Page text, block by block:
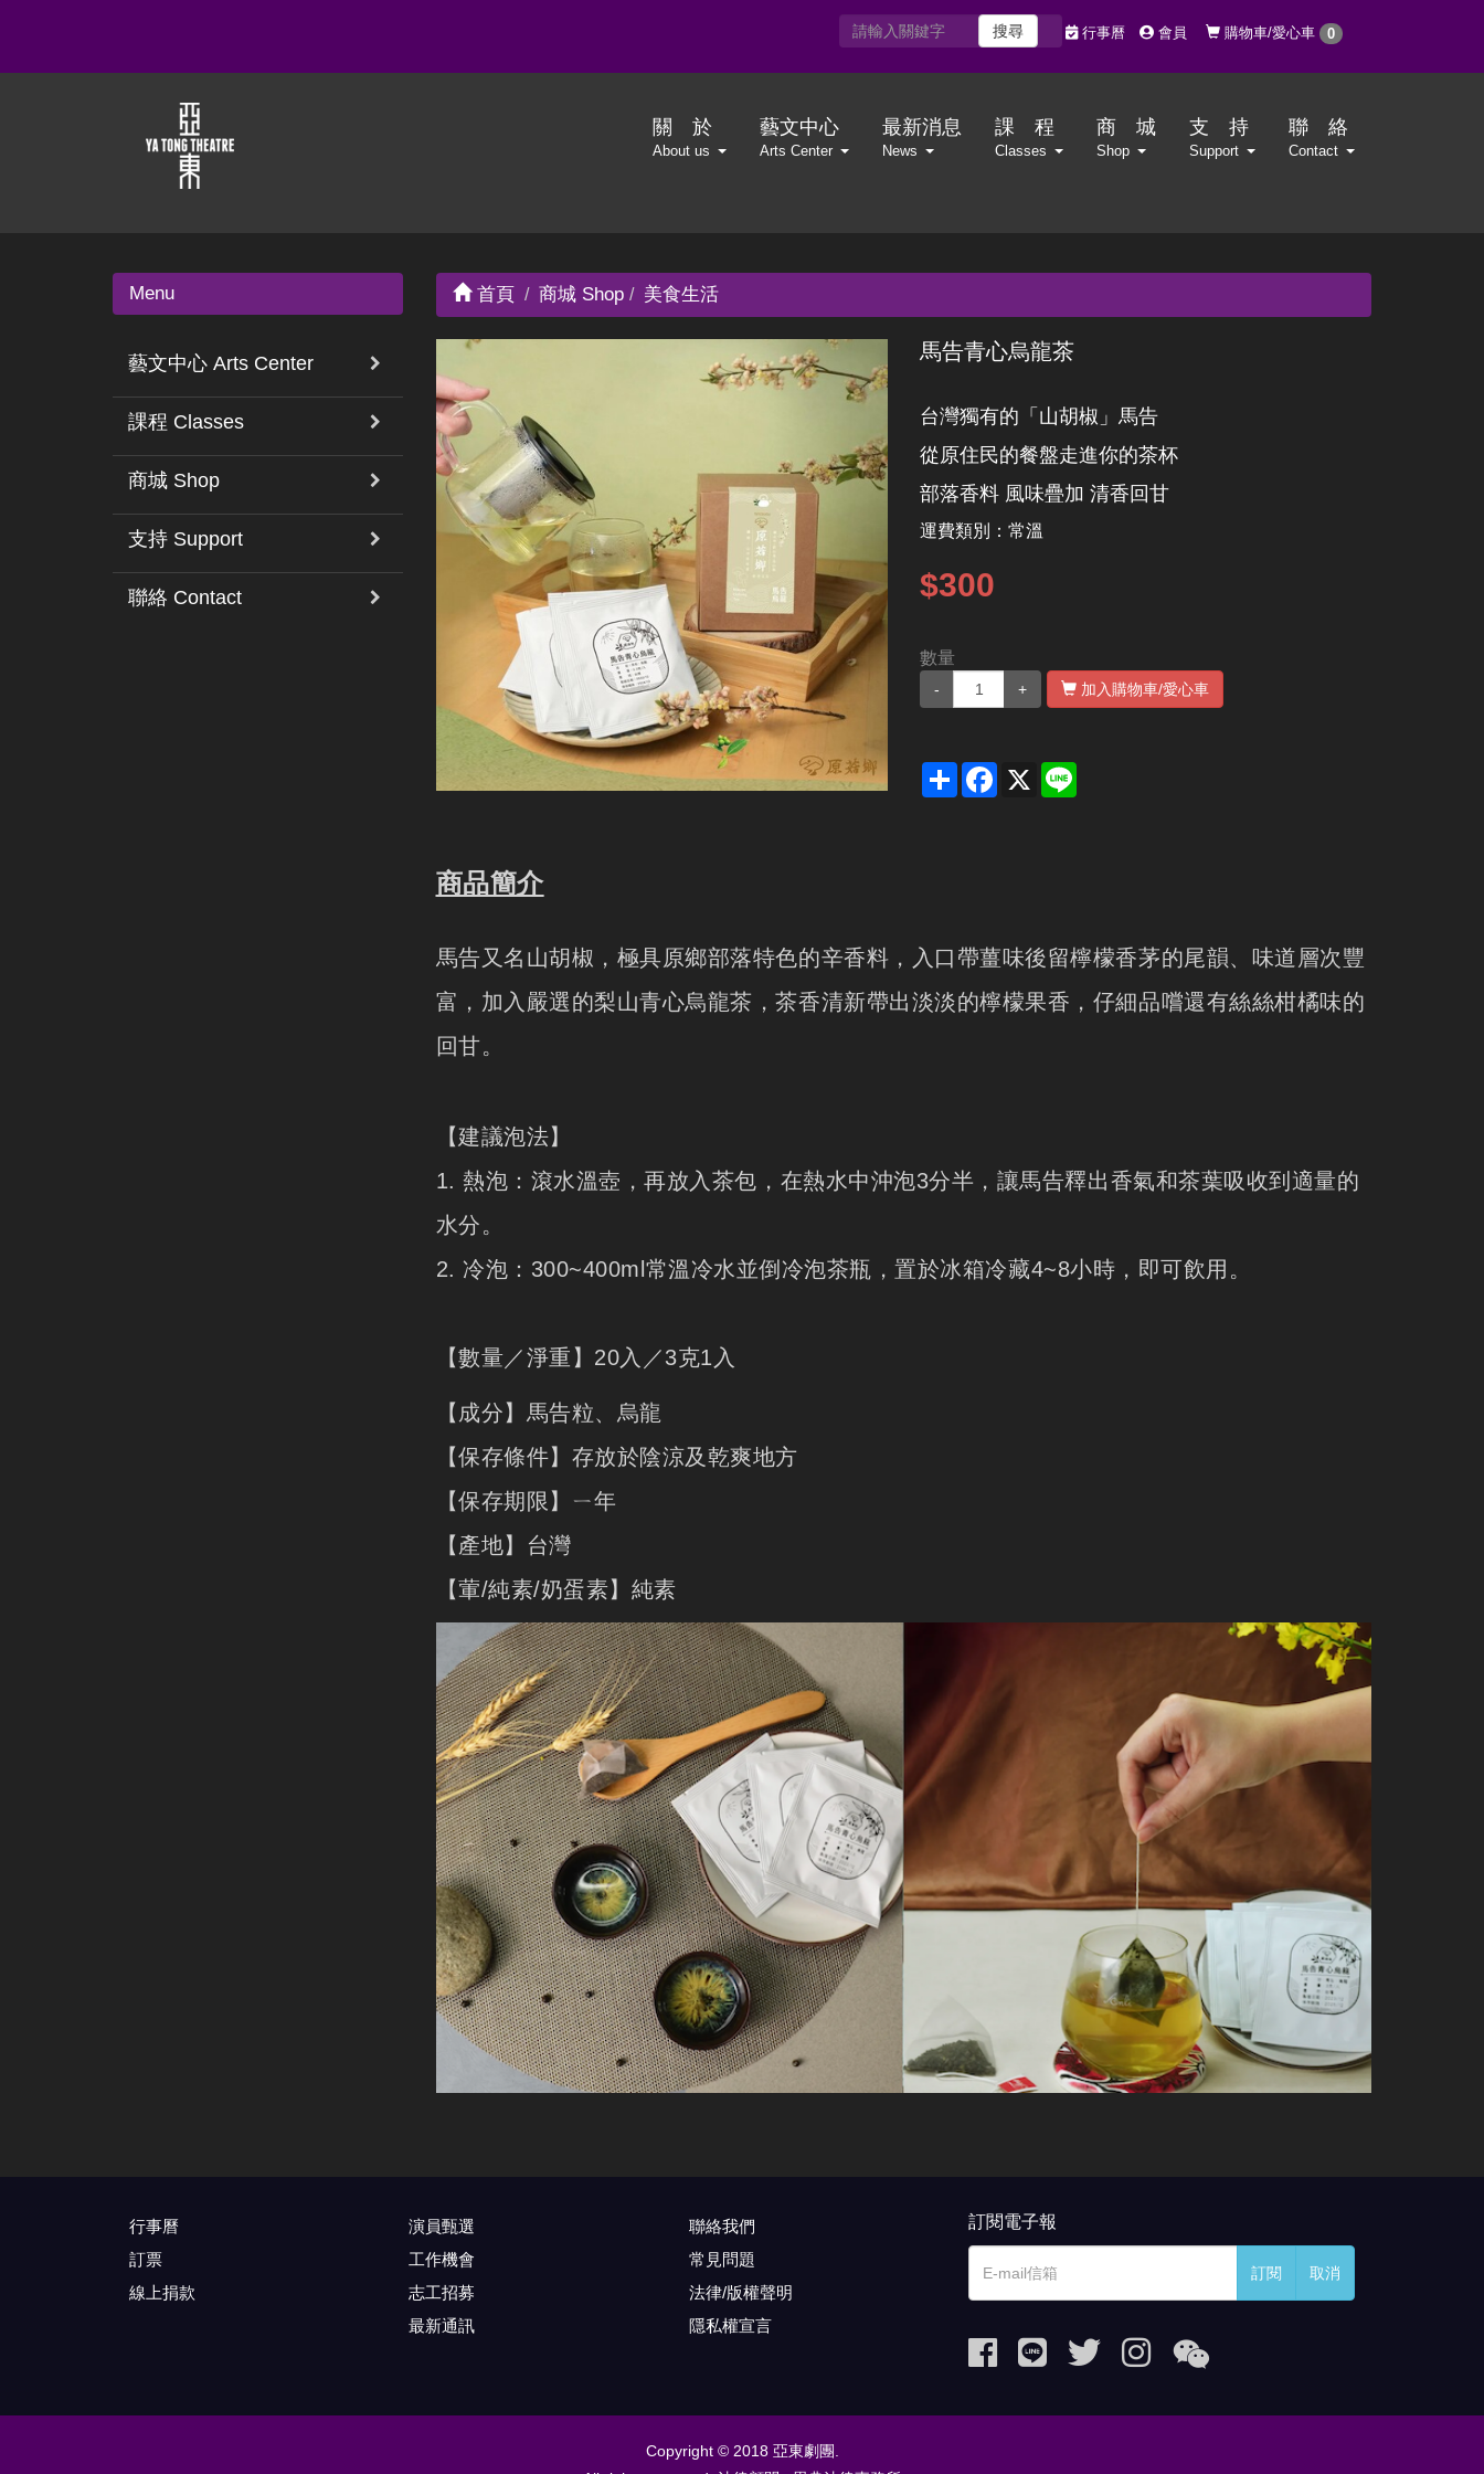
購物車/愛心車 0
行事曆 會員
搜尋
關 於
About us
藝文中心
Arts Center
最新消息
News
課 程
Classes
商 城
Shop
支 持
Support
聯 絡
Contact
Menu
藝文中心 Arts Center
課程 Classes
商城 Shop
支持 Support
聯絡 Contact
首頁 商城 Shop 美食生活
馬告青心烏龍茶
台灣獨有的「山胡椒」馬告
從原住民的餐盤走進你的茶杯
部落香料 風味疊加 清香回甘
運費類別：常溫
$300
數量
- + 加入購物車/愛心車
Share Facebook
X
商品簡介
馬告又名山胡椒，極具原鄉部落特色的辛香料，入口帶薑味後留檸檬香茅的尾韻、味道層次豐
富，加入嚴選的梨山青心烏龍茶，茶香清新帶出淡淡的檸檬果香，仔細品嚐還有絲絲柑橘味的
回甘。
【建議泡法】
1. 熱泡：滾水溫壺，再放入茶包，在熱水中沖泡3分半，讓馬告釋出香氣和茶葉吸收到適量的
水分。
2. 冷泡：300~400ml常溫冷水並倒冷泡茶瓶，置於冰箱冷藏4~8小時，即可飲用。
【數量／淨重】20入／3克1入
【成分】馬告粒、烏龍
【保存條件】存放於陰涼及乾爽地方
【保存期限】ㄧ年
【產地】台灣
【葷/純素/奶蛋素】純素
行事曆
訂票
線上捐款
演員甄選
工作機會
志工招募
最新通訊
聯絡我們
常見問題
法律/版權聲明
隱私權宣言
訂閱電子報
訂閱 取消
Copyright © 2018 亞東劇團.